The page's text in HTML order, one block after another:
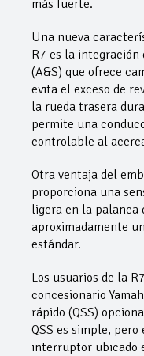
más fuerte.
Una nueva
R7 es la
(A&S) que ofrece
evita el exceso de
la rueda trasera
permite una
controlable al
Otra ventaja del
proporciona una
ligera en la palanca
aproximadamente
estándar.
Los usuarios de la
concesionario
rápido (QSS)
QSS es simple,
interruptor ubicado